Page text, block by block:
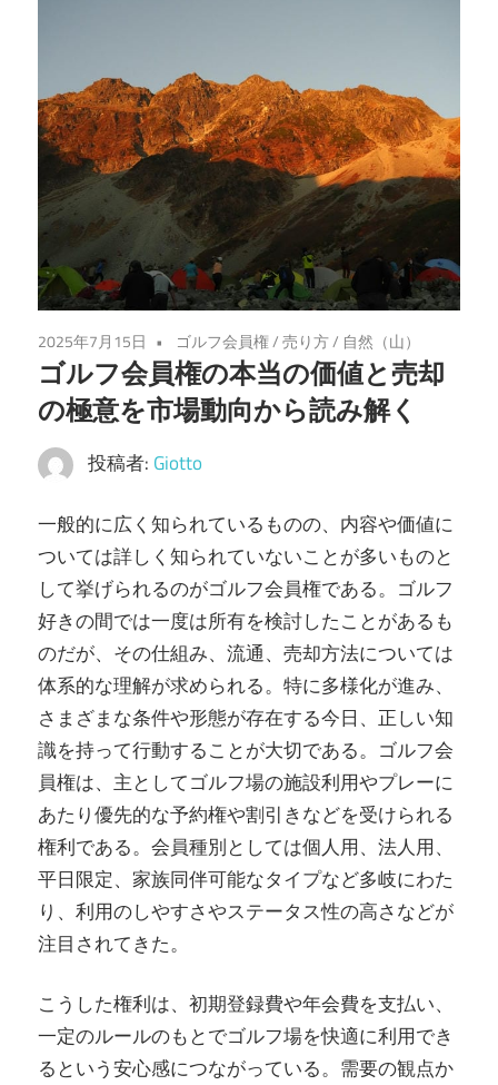
れ
る
投
資
の
界
へ
よ
う
こ
そ！
2025年7月15日 ゴルフ会員権/売り方/ 自然（山）
ゴルフ会員権の本当の価値と売却
の極意を市場動向から読み解く
投稿者: Giotto
一般的に広く知られているものの、内容や価値に
ついては詳しく知られていないことが多いものと
して挙げられるのがゴルフ会員権である。 ゴルフ
好きの間では一度は所有を検討したことがあるも
のだが、その仕組み、流通、売却方法については
体系的な理解が求められる。特に多様化が進み、
さまざまな条件や形態が存在する今日、正しい知
識を持って行動することが大切である。ゴルフ会
員権は、主としてゴルフ場の施設利用やプレーに
あたり優先的な予約権や割引きなどを受けられる
権利である。会員種別としては個人用、法人用、
平日限定、家族同伴可能なタイプなど多岐にわた
り、利用のしやすさやステータス性の高さなどが
注目されてきた。
こうした権利は、初期登録費や年会費を支払い、
一定のルールのもとでゴルフ場を快適に利用でき
るという安心感につながっている。需要の観点か